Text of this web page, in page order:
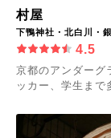
村屋
下鴨神社・北白川・
4.5
京都のアンダーグ
ッカー、学生ま